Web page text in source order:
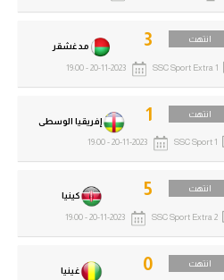
انتهت
غينيا 0
انتهت
كينيا 5
SSC Sport Extra 2
20-11-2023 - 19:00
انتهت
إفريقيا الوسطى 1
SSC Sport 1
20-11-2023 - 19:00
انتهت
مدغشقر 3
SSC Sport Extra 1
20-11-2023 - 19:00